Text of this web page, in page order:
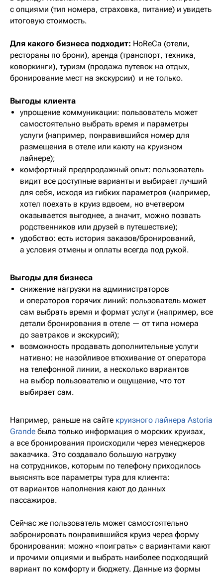
с опциями (тип номера, страховка, питание) и увидеть
итоговую стоимость.
Для какого бизнеса подходит: HoReCa (отели,
рестораны по брони), аренда (транспорт, техника,
коворкинги), туризм (продажа путевок на отдых,
бронирование мест на экскурсии) и не только.
Выгоды клиента
упрощение коммуникации: пользователь может
самостоятельно выбрать время и параметры
услуги (например, понравившийся номер для
размещения в отеле или каюту на круизном
лайнере);
комфортный предпродажный опыт: пользователь
видит все доступные варианты и выбирает лучший
для себя, исходя из гибких параметров (например,
хотел поехать в круиз вдвоем, но вчетвером
оказывается выгоднее, а значит, можно позвать
родственников или друзей в путешествие);
удобство: есть история заказов/бронирований,
а условия отмены и оплаты всегда под рукой.
Выгоды для бизнеса
снижение нагрузки на администраторов
и операторов горячих линий: пользователь может
сам выбрать время и формат услуги (например, все
детали бронирования в отеле — от типа номера
до завтраков и экскурсий);
возможность продавать дополнительные услуги
нативно: не назойливое втюхивание от оператора
на телефонной линии, а несколько вариантов
на выбор пользователю и ощущение, что тот
выбирает сам.
Например, раньше на сайте круизного лайнера Astoria
Grande была только информация о морских круизах,
а все бронирования происходили через менеджеров
заказчика. Это создавало большую нагрузку
на сотрудников, которым по телефону приходилось
выяснять все параметры тура для клиента:
от вариантов наполнения кают до данных
пассажиров.
Сейчас же пользователь может самостоятельно
забронировать понравившийся круиз через форму
бронирования: можно «поиграть» с вариантами кают
и прочими опциями и выбрать наиболее подходящий
вариант по комфорту и бюджету. Данные из формы